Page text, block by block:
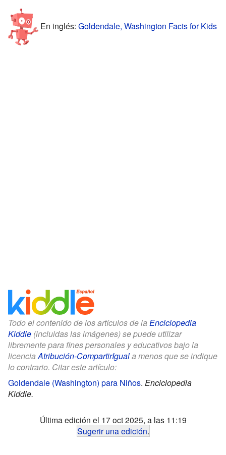
En inglés: Goldendale, Washington Facts for Kids
Todo el contenido de los artículos de la Enciclopedia
Kiddle (incluidas las imágenes) se puede utilizar
libremente para fines personales y educativos bajo la
licenciaAtribución-CompartirIguala menos que se indique
lo contrario. Citar este artículo:
Goldendale (Washington) para Niños. Enciclopedia
Kiddle.
Última edición el 17 oct 2025, a las 11:19
Sugerir una edición.